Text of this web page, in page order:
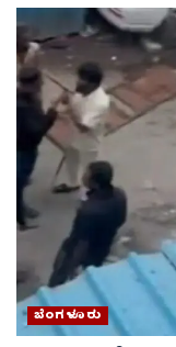
ಬೆಂಗಳೂರು